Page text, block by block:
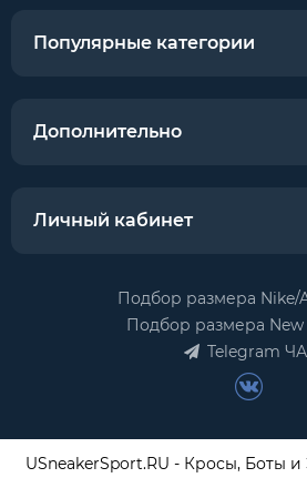
Популярные категории
Дополнительно
Личный кабинет
Подбор размера Nike/
Подбор размера New
Telegram
USneakerSport.RU - Кросы, Боты